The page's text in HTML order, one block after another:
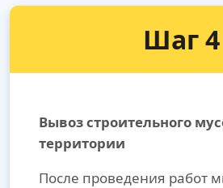
Шаг 4
Вывоз строительного
территории
После проведения работ